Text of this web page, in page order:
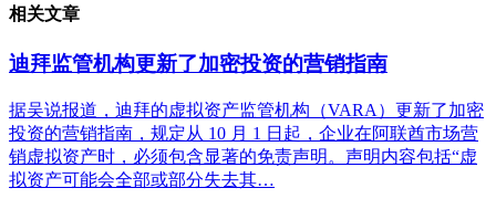
相关文章
迪拜监管机构更新了加密投资的营销指南
据吴说报道，迪拜的虚拟资产监管机构（VARA）更新了加密
投资的营销指南，规定从 10 月 1 日起，企业在阿联酋市场营
销虚拟资产时，必须包含显著的免责声明。声明内容包括“虚
拟资产可能会全部或部分失去其…